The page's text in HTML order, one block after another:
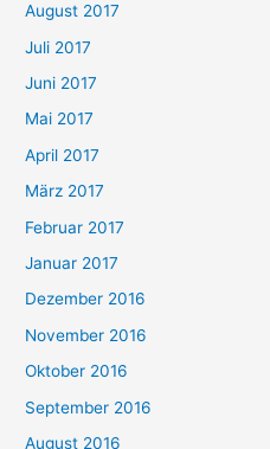
August 2017
Juli 2017
Juni 2017
Mai 2017
April 2017
März 2017
Februar 2017
Januar 2017
Dezember 2016
November 2016
Oktober 2016
September 2016
August 2016